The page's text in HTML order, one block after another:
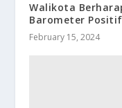
Walikota
Barometer
February 15, 2024